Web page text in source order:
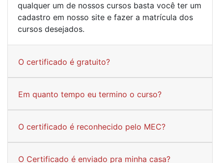
qualquer um de nossos cursos basta você ter um
cadastro em nosso site e fazer a matrícula dos
cursos desejados.
O certificado é gratuito?
Em quanto tempo eu termino o curso?
O certificado é reconhecido pelo MEC?
O Certificado é enviado pra minha casa?